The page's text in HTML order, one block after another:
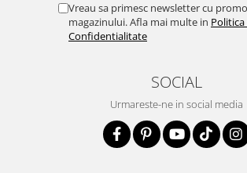
Vreau sa primesc newsletter cu
magazinului. Afla mai multe in Politica
Confidentialitate
SOCIAL
Urmareste-ne in social media